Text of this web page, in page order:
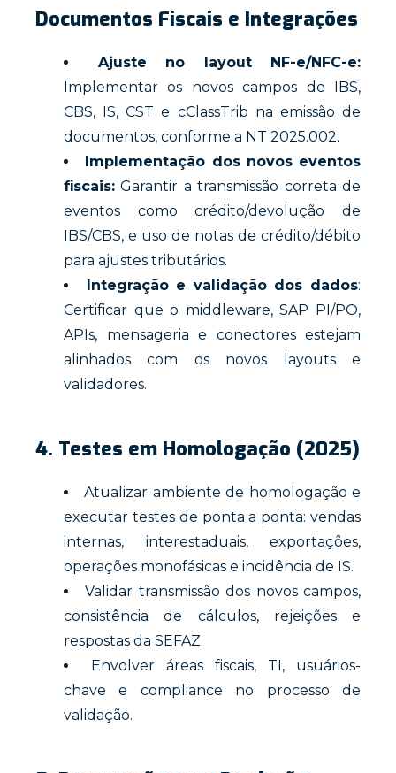
Documentos Fiscais e Integrações
Ajuste no layout NF-e/NFC-e:
Implementar os novos campos de IBS,
CBS, IS, CST e cClassTrib na emissão de
documentos, conforme a NT 2025.002.
Implementação dos novos eventos
fiscais: Garantir a transmissão correta de
eventos como crédito/devolução de
IBS/CBS, e uso de notas de crédito/débito
para ajustes tributários.
Integração e validação dos dados:
Certificar que o middleware, SAP PI/PO,
APIs, mensageria e conectores estejam
alinhados com os novos layouts e
validadores.
4. Testes em Homologação (2025)
Atualizar ambiente de homologação e
executar testes de ponta a ponta: vendas
internas, interestaduais, exportações,
operações monofásicas e incidência de IS.
Validar transmissão dos novos campos,
consistência de cálculos, rejeições e
respostas da SEFAZ.
Envolver áreas fiscais, TI, usuários-
chave e compliance no processo de
validação.